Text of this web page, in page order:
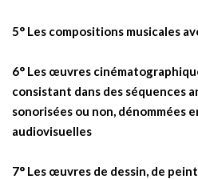
5° Les compositions musicales
6° Les œuvres
consistant dans des séquences
sonorisées ou non, dénommées
audiovisuelles
7° Les œuvres de dessin, de